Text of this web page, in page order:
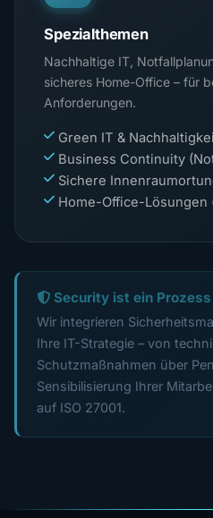
Spezialthemen
Nachhaltige IT,
sicheres Home-Office – für
Anforderungen.
Green IT &
Business Continuity
Sichere
Home-Office-Lösungen
Security ist ein
Wir integrieren
Ihre IT-Strategie – von
Schutzmaßnahmen über
Sensibilisierung Ihrer
auf ISO 27001.